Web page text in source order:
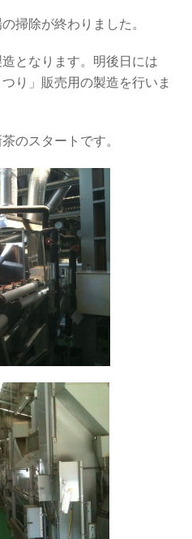
掃除が終わりました。
となります。明後日には
り」販売用の製造を行いま
のスタートです。